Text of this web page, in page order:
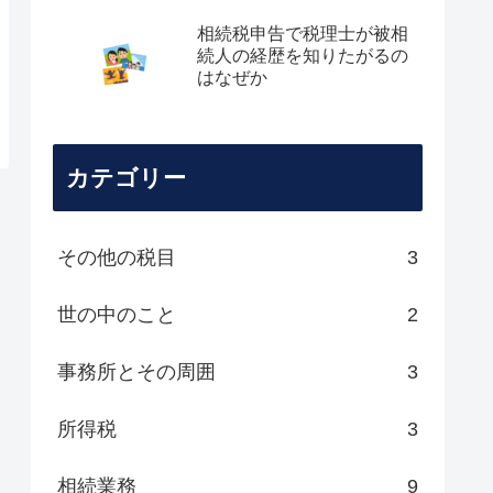
相続税申告で税理士が被相
続人の経歴を知りたがるの
はなぜか
カテゴリー
その他の税目 3
世の中のこと 2
事務所とその周囲 3
所得税 3
相続業務 9